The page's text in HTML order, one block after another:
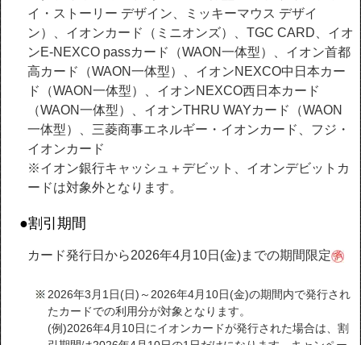
イ・ストーリー デザイン、ミッキーマウス デザイ
ン）、イオンカード（ミニオンズ）、TGC CARD、イオ
ンE-NEXCO passカード（WAON一体型）、イオン首都
高カード（WAON一体型）、イオンNEXCO中日本カー
ド（WAON一体型）、イオンNEXCO西日本カード
（WAON一体型）、イオンTHRU WAYカード（WAON
一体型）、三菱商事エネルギー・イオンカード、フジ・
イオンカード
※イオン銀行キャッシュ＋デビット、イオンデビットカ
ードは対象外となります。
●割引期間
カード発行日から2026年4月10日(金)までの期間限定
2026年3月1日(日)～2026年4月10日(金)の期間内で発行され
たカードでの利用分が対象となります。
(例)2026年4月10日にイオンカードが発行された場合は、割